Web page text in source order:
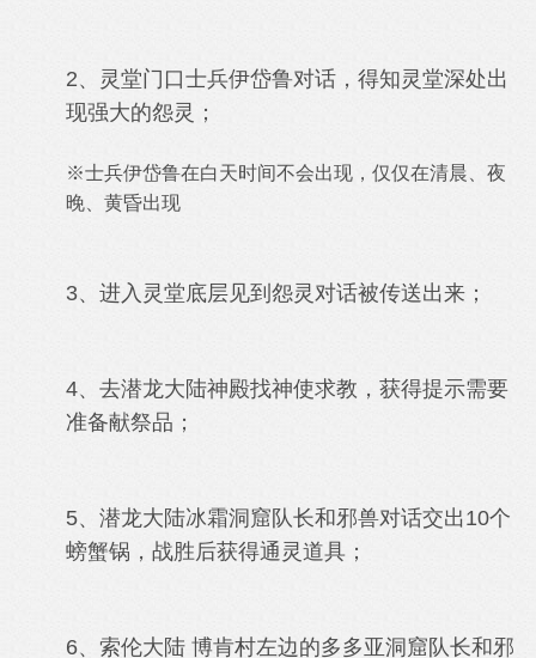
2、灵堂门口士兵伊岱鲁对话，得知灵堂深处出
现强大的怨灵；
※士兵伊岱鲁在白天时间不会出现，仅仅在清晨、夜
晚、黄昏出现
3、 进入灵堂底层见到怨灵对话被传送出来；
4、 去潜龙大陆神殿找神使求教，获得提示需要
准备献祭品；
5、潜龙大陆冰霜洞窟 队长和邪兽对话交出10个
螃蟹锅，战胜后获得通灵道具；
6、索伦大陆 博肯村左边的多多亚洞窟 队长和邪